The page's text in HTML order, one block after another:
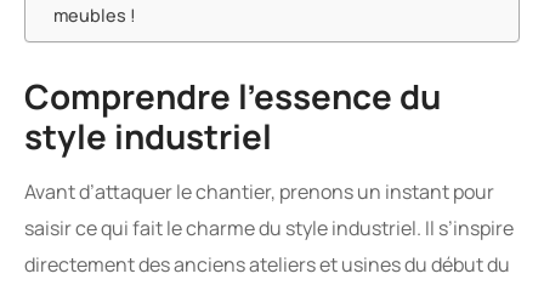
meubles !
Comprendre l’essence du
style industriel
Avant d’attaquer le chantier, prenons un instant pour
saisir ce qui fait le charme du style industriel. Il s’inspire
directement des anciens ateliers et usines du début du